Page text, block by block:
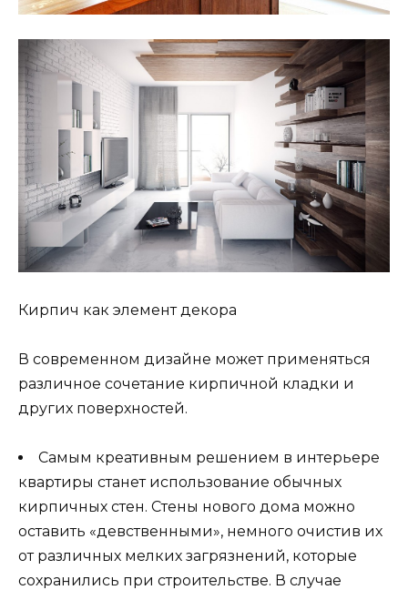
Кирпич как элемент декора
В современном дизайне может применяться
различное сочетание кирпичной кладки и
других поверхностей.
Самым креативным решением в интерьере
квартиры станет использование обычных
кирпичных стен. Стены нового дома можно
оставить «девственными», немного очистив их
от различных мелких загрязнений, которые
сохранились при строительстве. В случае